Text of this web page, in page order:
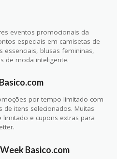
eventos promocionais da
especiais em camisetas de
essenciais, blusas femininas,
de moda inteligente.
por tempo limitado com
de itens selecionados. Muitas
e cupons extras para
Basico.com